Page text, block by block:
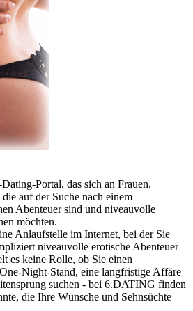
Portal, das sich an Frauen,
auf der Suche nach einem
Abenteuer sind und niveauvolle
möchten.
Anlaufstelle im Internet, bei der Sie
niveauvolle erotische Abenteuer
es keine Rolle, ob Sie einen
Night-Stand, eine langfristige Affäre
suchen - bei 6.DATING finden
die Ihre Wünsche und Sehnsüchte